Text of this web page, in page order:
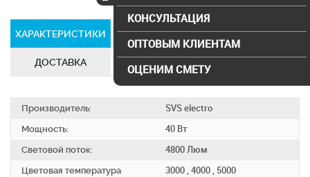
ХАРАКТЕРИСТИКИ СЕРТИФИКАТЫ
ДОСТАВКА
Производитель:
SVS electro
Мощность:
40 Вт
Световой поток:
4800 Люм
Цветовая температура
3000 , 4000 , 5000
КОНСУЛЬТАЦИЯ
ОПТОВЫМ КЛИЕНТАМ
ОЦЕНИМ СМЕТУ